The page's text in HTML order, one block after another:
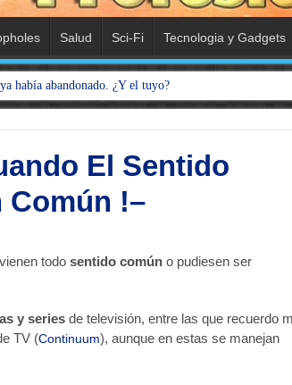
Salud Sci-Fi Tecnologia y Gadgets
había abandonado. ¿Y el tuyo?
El Sentido
Común !–
todosentido común o pudiesen ser
y series de televisión, entre las que recuerdo
TV (Continuum), aunque en estas se manejan